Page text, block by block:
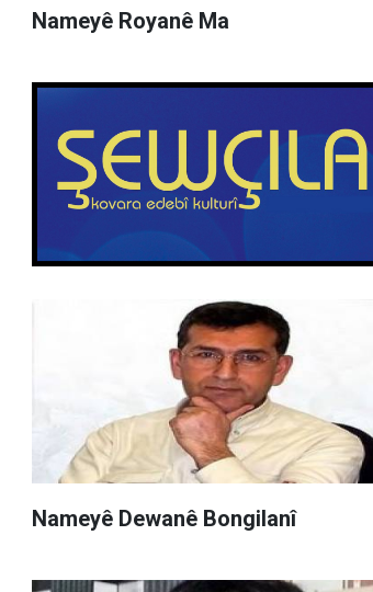
Nameyê Royanê Ma
Nameyê Dewanê Bongilanî